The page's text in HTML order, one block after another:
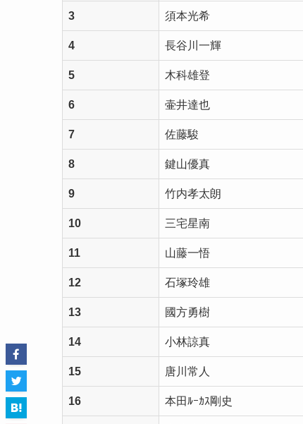
3 須本光希
4 長谷川一輝
5 木科雄登
6 壷井達也
7 佐藤駿
8 鍵山優真
9 竹内孝太朗
10 三宅星南
11 山藤一悟
12 石塚玲雄
13 國方勇樹
14 小林諒真
15 唐川常人
16 本田ﾙｰｶｽ剛史